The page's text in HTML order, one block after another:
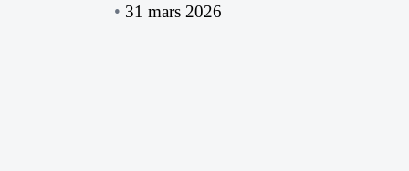
31 mars 2026